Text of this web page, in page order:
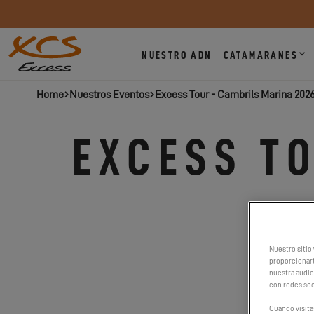
NUESTRO ADN CATAMARANES
Home Nuestros Eventos Excess Tour - Cambrils Marina
EXCESS
Nuestro sitio
nuestra
con redes
Cuando